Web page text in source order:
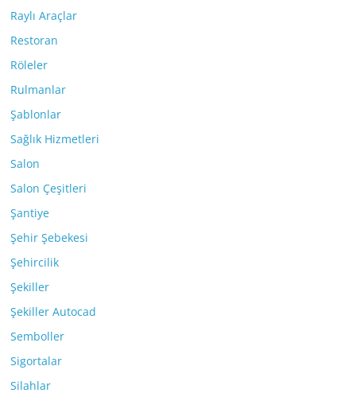
Raylı Araçlar
Restoran
Röleler
Rulmanlar
Şablonlar
Sağlık Hizmetleri
Salon
Salon Çeşitleri
Şantiye
Şehir Şebekesi
Şehircilik
Şekiller
Şekiller Autocad
Semboller
Sigortalar
Silahlar